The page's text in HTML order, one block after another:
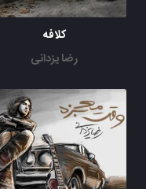
کلافه
رضا یزدانی